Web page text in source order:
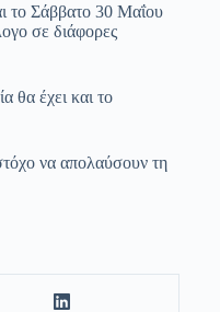
το Σάββατο 30 Μαΐου
σε διάφορες
θα έχει και το
να απολαύσουν τη